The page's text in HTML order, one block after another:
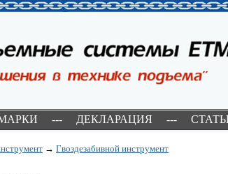
--- ДЕКЛАРАЦИЯ ---
→ Гвоздезабивной инструмент